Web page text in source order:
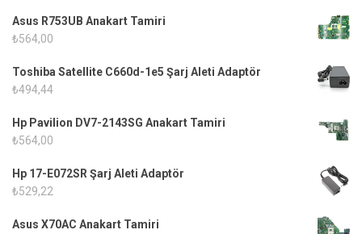
Asus R753UB Anakart Tamiri
₺564,00
Toshiba Satellite C660d-1e5 Şarj Aleti Adaptör
₺494,44
Hp Pavilion DV7-2143SG Anakart Tamiri
₺564,00
Hp 17-E072SR Şarj Aleti Adaptör
₺529,22
Asus X70AC Anakart Tamiri